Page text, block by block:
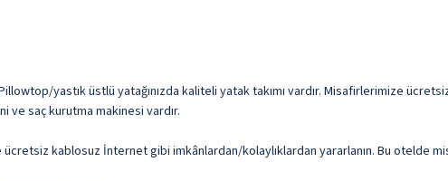
yastık üstlü yatağınızda kaliteli yatak takımı vardır. Misafirlerimize
ve saç kurutma makinesi vardır.
ücretsiz kablosuz İnternet gibi imkânlardan/kolaylıklardan yararlanın. Bu otelde